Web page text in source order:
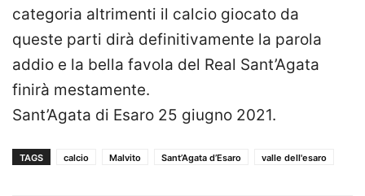
categoria altrimenti il calcio giocato da
queste parti dirà definitivamente la parola
addio e la bella favola del Real Sant’Agata
finirà mestamente.
Sant’Agata di Esaro 25 giugno 2021.
TAGS calcio Malvito Sant’Agata d’Esaro valle dell'esaro